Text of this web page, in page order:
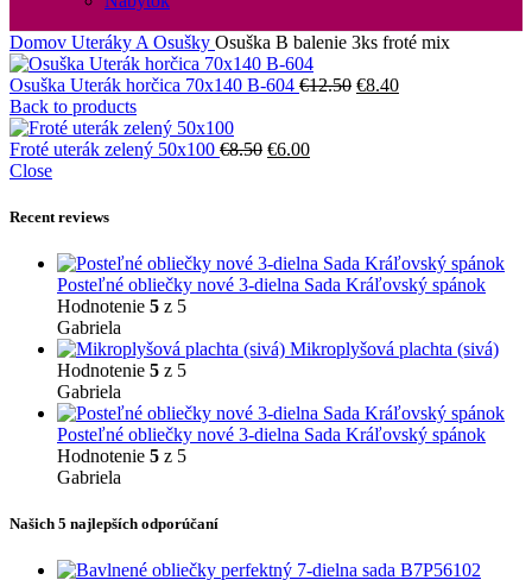
Domov Uteráky A Osušky Osuška B balenie 3ks froté mix
Osuška Uterák horčica 70x140 B-604 €12.50 Pôvodná
€8.40Aktuálna
Back to products
Froté uterák zelený 50x100 €8.50 Pôvodná
€6.00Aktuálna
Close
Recent reviews
Posteľné obliečky nové 3-dielna Sada Kráľovský spánok
Hodnotenie 5 z 5
Gabriela
Mikroplyšová plachta (sivá)
Hodnotenie 5 z 5
Gabriela
Posteľné obliečky nové 3-dielna Sada Kráľovský spánok
Hodnotenie 5 z 5
Gabriela
Našich 5 najlepších odporúčaní